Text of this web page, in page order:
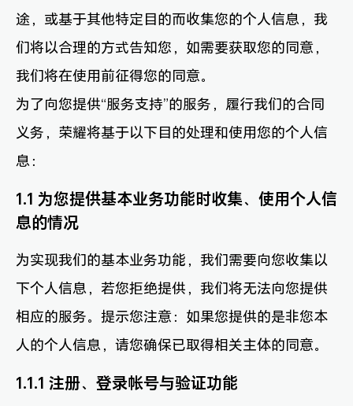
途，或基于其他特定目的而收集您的个人信息，我
们将以合理的方式告知您，如需要获取您的同意，
我们将在使用前征得您的同意。
为了向您提供“服务支持”的服务，履行我们的合同
义务，荣耀将基于以下目的处理和使用您的个人信
息：
1.1 为您提供基本业务功能时收集、使用个人信
息的情况
为实现我们的基本业务功能，我们需要向您收集以
下个人信息，若您拒绝提供，我们将无法向您提供
相应的服务。提示您注意：如果您提供的是非您本
人的个人信息，请您确保已取得相关主体的同意。
1.1.1 注册、登录帐号与验证功能